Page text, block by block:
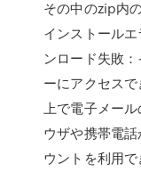
その中のzip内
インストール
ンロード失敗
ーにアクセス
上で電子メー
ウザや携帯電
ウントを利用